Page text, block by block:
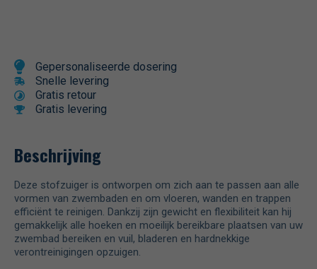
Gepersonaliseerde dosering
Snelle levering
Gratis retour
Gratis levering
Beschrijving
Deze stofzuiger is ontworpen om zich aan te passen aan alle
vormen van zwembaden en om vloeren, wanden en trappen
efficiënt te reinigen. Dankzij zijn gewicht en flexibiliteit kan hij
gemakkelijk alle hoeken en moeilijk bereikbare plaatsen van uw
zwembad bereiken en vuil, bladeren en hardnekkige
verontreinigingen opzuigen.